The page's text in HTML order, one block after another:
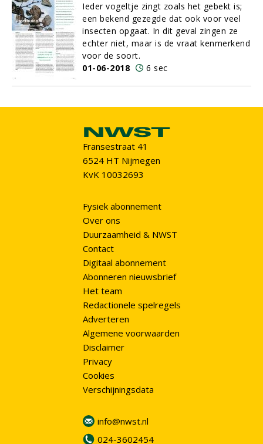
Ieder vogeltje zingt zoals het gebekt is;
een bekend gezegde dat ook voor veel
insecten opgaat. In dit geval zingen ze
echter niet, maar is de vraat kenmerkend
voor de soort.
01-06-2018
6 sec
Fransestraat 41
6524 HT Nijmegen
KvK 10032693
Fysiek abonnement
Over ons
Duurzaamheid & NWST
Contact
Digitaal abonnement
Abonneren nieuwsbrief
Het team
Redactionele spelregels
Adverteren
Algemene voorwaarden
Disclaimer
Privacy
Cookies
Verschijningsdata
info@nwst.nl
024-3602454